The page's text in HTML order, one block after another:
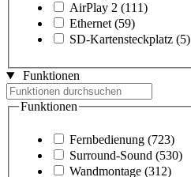
AirPlay 2 (111)
Ethernet (59)
SD-Kartensteckplatz (5)
Funktionen
Funktionen
Fernbedienung (723)
Surround-Sound (530)
Wandmontage (312)